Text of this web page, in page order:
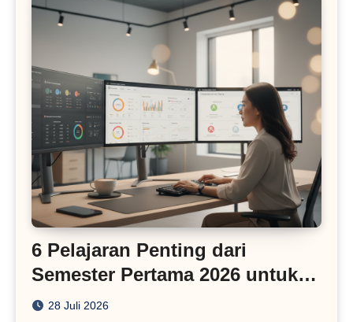
6 Pelajaran Penting dari
Semester Pertama 2026 untuk
Bisnis Digital
28 Juli 2026